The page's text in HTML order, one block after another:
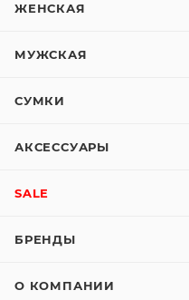
ЖЕНСКАЯ
МУЖСКАЯ
СУМКИ
АКСЕССУАРЫ
SALE
БРЕНДЫ
О КОМПАНИИ